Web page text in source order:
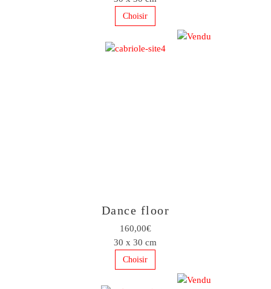
Choisir
Dance floor
160,00€
30 x 30 cm
Choisir